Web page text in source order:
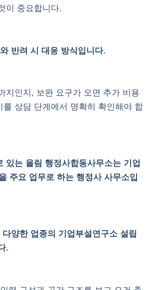
이 중요합니다.
반려 시 대응 방식입니다.
지인지, 보완 요구가 오면 추가 비용
를 상담 단계에서 명확히 확인해야 합
있는 올림 행정사합동사무소는 기업
주요 업무로 하는 행정사 사무소입
다양한 업종의 기업부설연구소 설립
.